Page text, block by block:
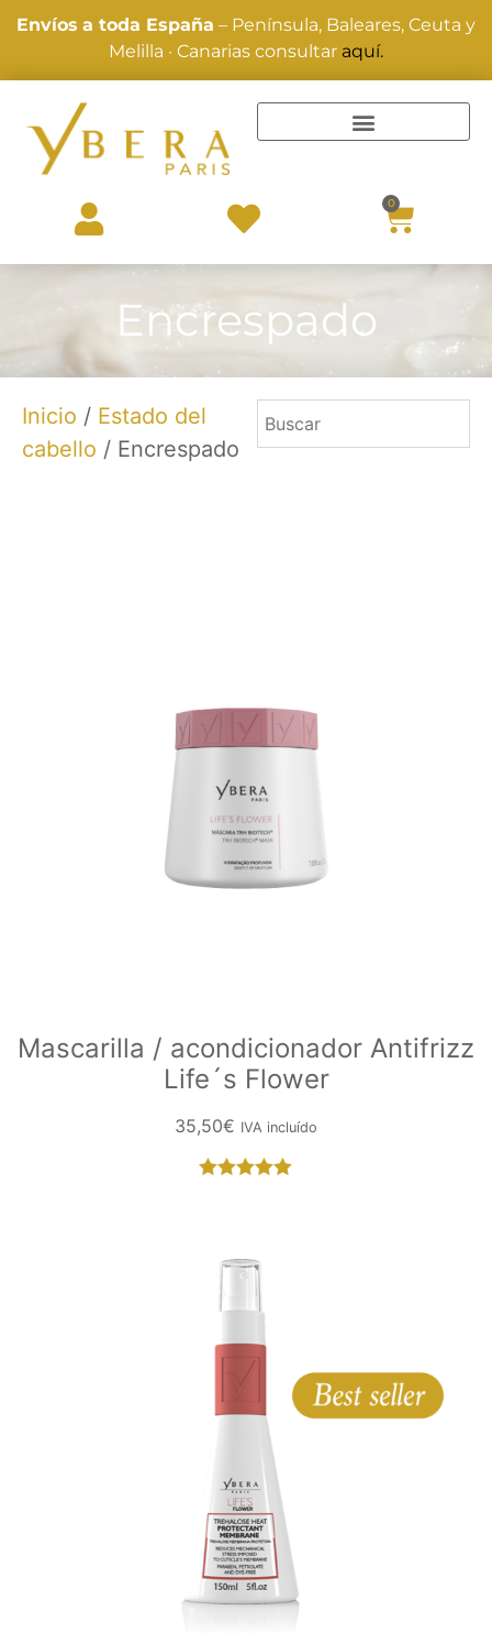
Envíos a toda España – Península, Baleares, Ceuta y
Melilla · Canarias consultar aquí.
0
Encrespado
Inicio / Estado del
cabello / Encrespado
Mascarilla / acondicionador Antifrizz
Life´s Flower
35,50€ IVA incluído